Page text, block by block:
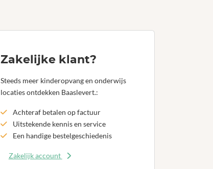
Zakelijke klant?
Steeds meer kinderopvang en onderwijs
locaties ontdekken Baaslevert.:
Achteraf betalen op factuur
Uitstekende kennis en service
Een handige bestelgeschiedenis
Zakelijk account